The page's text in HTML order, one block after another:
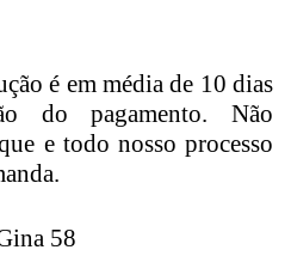
é em média de 10 dias
do pagamento. Não
e todo nosso processo
58